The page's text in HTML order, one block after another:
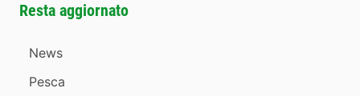
Resta aggiornato
News
Pesca